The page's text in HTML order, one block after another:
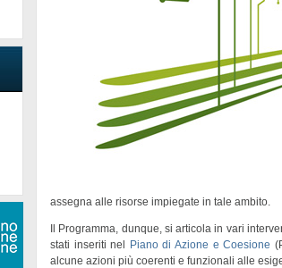
assegna alle risorse impiegate in tale ambito.
Il Programma, dunque, si articola in vari
stati inseriti nel Piano di Azione e Coesione
alcune azioni più coerenti e funzionali alle